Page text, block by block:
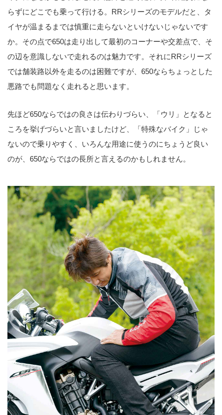
らずにどこでも乗って行ける。RRシリーズのモデルだと、タ
イヤが温まるまでは慎重に走らないといけないじゃないです
か。その点で650は走り出して最初のコーナーや交差点で、そ
の辺を意識しないで走れるのは魅力です。それにRRシリーズ
では舗装路以外を走るのは困難ですが、650ならちょっとした
悪路でも問題なく走れると思います。
先ほど650ならではの良さは伝わりづらい、「ウリ」となると
ころを挙げづらいと言いましたけど、「特殊なバイク」じゃ
ないので乗りやすく、いろんな用途に使うのにちょうど良い
のが、650ならではの長所と言えるのかもしれません。